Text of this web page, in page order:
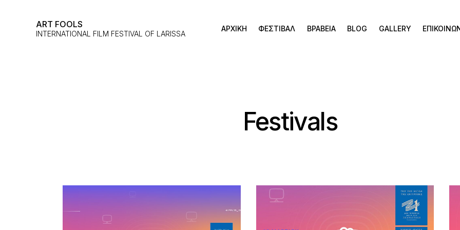
ART FOOLS
INTERNATIONAL FILM FESTIVAL OF LARISSA
ΑΡΧΙΚΗ ΦΕΣΤΙΒΑΛ ΒΡΑΒΕΙΑ BLOG GALLERY
Festivals